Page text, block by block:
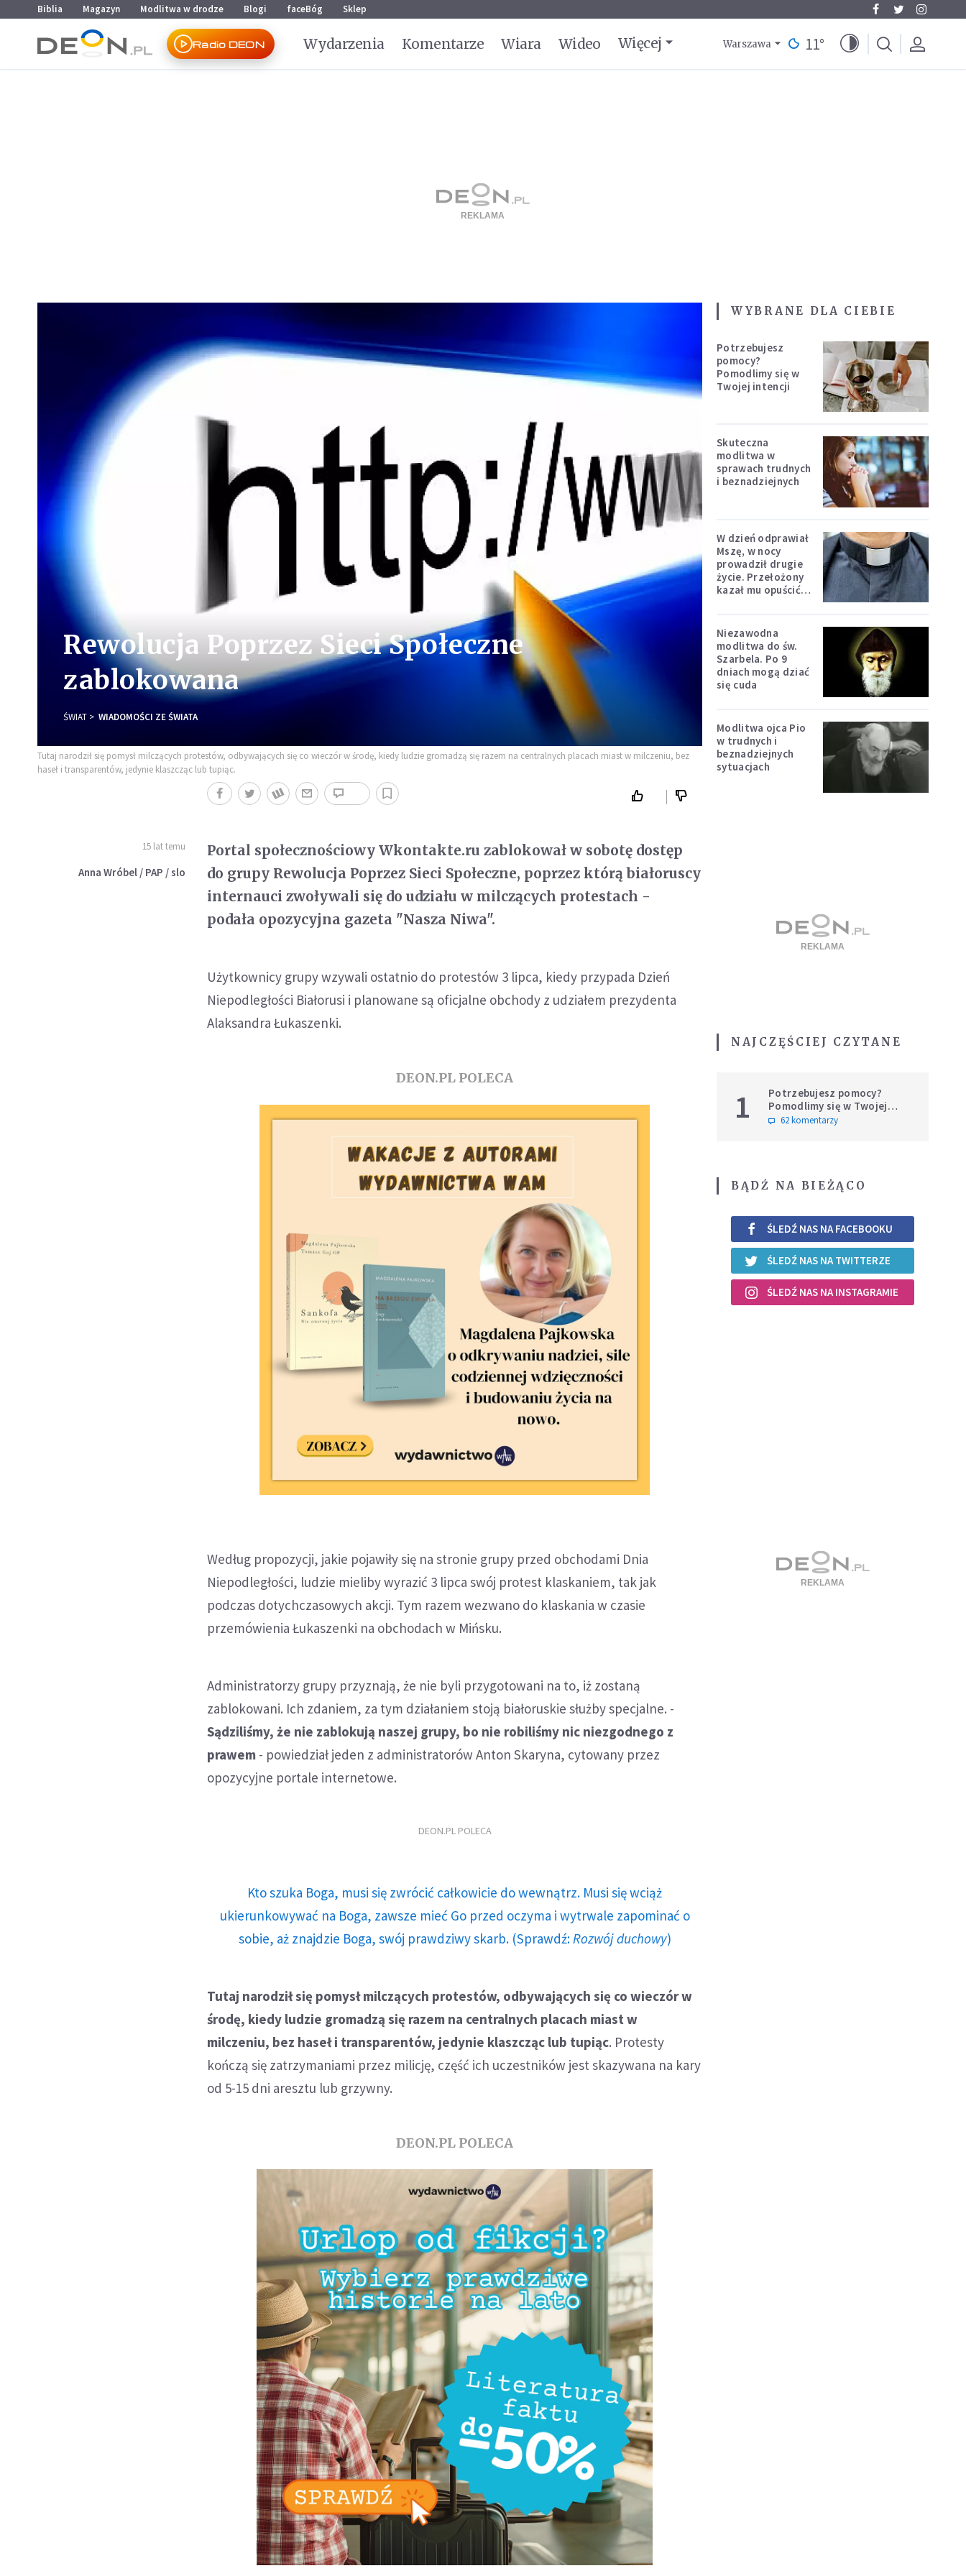
Przejdź do menu głównego
Przejdź do treści
Biblia Magazyn Modlitwa w drodze Blogi faceBóg Sklep
Radio DEON Wydarzenia Komentarze Wiara Wideo Więcej Warszawa 11°
Rewolucja Poprzez Sieci Społeczne
zablokowana
ŚWIAT WIADOMOŚCI ZE ŚWIATA
Tutaj narodził się pomysł milczących protestów, odbywających się co wieczór w środę, kiedy ludzie gromadzą się razem na centralnych placach miast w milczeniu, bez
haseł i transparentów, jedynie klaszcząc lub tupiąc.
15 lat temu
Anna Wróbel / PAP / slo
Portal społecznościowy Wkontakte.ru zablokował w sobotę dostęp
do grupy Rewolucja Poprzez Sieci Społeczne, poprzez którą białoruscy
internauci zwoływali się do udziału w milczących protestach -
podała opozycyjna gazeta "Nasza Niwa".
Użytkownicy grupy wzywali ostatnio do protestów 3 lipca, kiedy przypada Dzień
Niepodległości Białorusi i planowane są oficjalne obchody z udziałem prezydenta
Alaksandra Łukaszenki.
DEON.PL POLECA
Według propozycji, jakie pojawiły się na stronie grupy przed obchodami Dnia
Niepodległości, ludzie mieliby wyrazić 3 lipca swój protest klaskaniem, tak jak
podczas dotychczasowych akcji. Tym razem wezwano do klaskania w czasie
przemówienia Łukaszenki na obchodach w Mińsku.
Administratorzy grupy przyznają, że nie byli przygotowani na to, iż zostaną
zablokowani. Ich zdaniem, za tym działaniem stoją białoruskie służby specjalne. -
Sądziliśmy, że nie zablokują naszej grupy, bo nie robiliśmy nic niezgodnego z
prawem - powiedział jeden z administratorów Anton Skaryna, cytowany przez
opozycyjne portale internetowe.
DEON.PL POLECA
Kto szuka Boga, musi się zwrócić całkowicie do wewnątrz. Musi się wciąż
ukierunkowywać na Boga, zawsze mieć Go przed oczyma i wytrwale zapominać o
sobie, aż znajdzie Boga, swój prawdziwy skarb. (Sprawdź: Rozwój duchowy)
Tutaj narodził się pomysł milczących protestów, odbywających się co wieczór w
środę, kiedy ludzie gromadzą się razem na centralnych placach miast w
milczeniu, bez haseł i transparentów, jedynie klaszcząc lub tupiąc. Protesty
kończą się zatrzymaniami przez milicję, część ich uczestników jest skazywana na kary
od 5-15 dni aresztu lub grzywny.
DEON.PL POLECA
WYBRANE DLA CIEBIE
Potrzebujesz
pomocy?
Pomodlimy się w
Twojej intencji
Skuteczna
modlitwa w
sprawach trudnych
i beznadziejnych
W dzień odprawiał
Mszę, w nocy
prowadził drugie
życie. Przełożony
kazał mu opuścić
Niezawodna
modlitwa do św.
Szarbela. Po 9
dniach mogą dziać
się cuda
Modlitwa ojca Pio
w trudnych i
beznadziejnych
sytuacjach
NAJCZĘŚCIEJ CZYTANE
1
Potrzebujesz pomocy?
Pomodlimy się w Twojej
intencji
62 komentarzy
BĄDŹ NA BIEŻĄCO
ŚLEDŹ NAS NA FACEBOOKU
ŚLEDŹ NAS NA TWITTERZE
ŚLEDŹ NAS NA INSTAGRAMIE